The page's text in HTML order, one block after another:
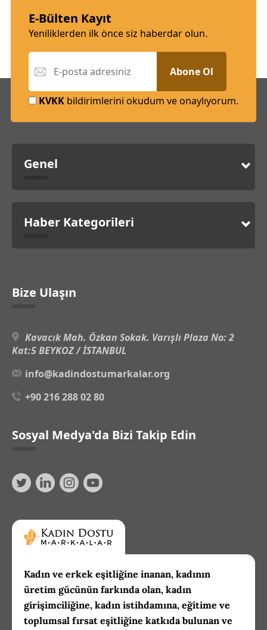
E-Bülten Kayıt
Yeniliklerden ilk önce siz haberdar olun.
Abone Ol
KVKK bildirimlerini okudum ve onaylıyorum.
Genel
Haber Kategorileri
Bize Ulaşın
Kavacık Mah. Özkan Sokak. Varışlı Plaza No: 2
Kat:5 BEYKOZ / İSTANBUL
info@kadindostumarkalar.org
+90 216 288 02 80
Sosyal Medya'da Bizi Takip Edin
Kadın ve erkek eşitliğine inanan, kadının
üretim gücünün farkında olan, kadın
girişimciliğine, kadın istihdamına, eğitime ve
toplumsal fırsat eşitliğine katkıda bulunan ve